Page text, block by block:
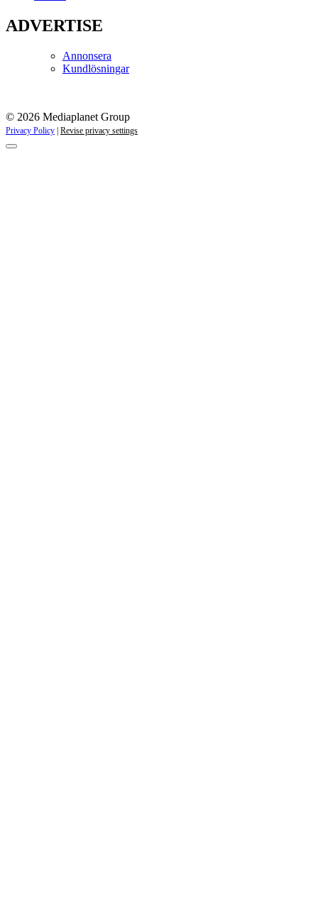
ADVERTISE
Annonsera
Kundlösningar
© 2026 Mediaplanet Group
Privacy Policy Revise privacy settings